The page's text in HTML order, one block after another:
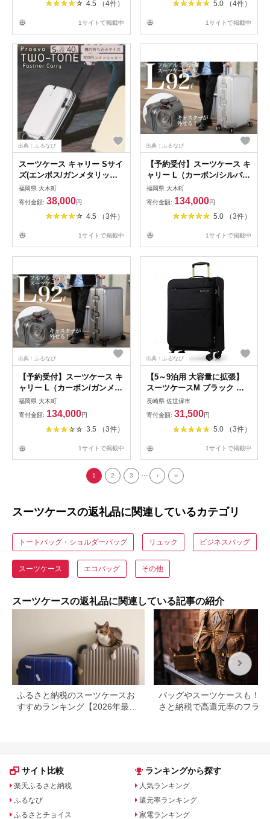
4.5 （4件）
1サイトで掲載中
5.0 （4件）
1サイトで掲載中
出典：ふるなび
スーツケース キャリー Sサイ
ズ(エンボス/ガンメタリック)
[PROEVO] [10002SS] AY335
福岡県 大木町
寄付金額: 38,000円
4.5 （3件）
1サイトで掲載中
出典：ふるなび
【予約受付】スーツケース キ
ャリー L（カーボン/シルバ
ー） [PROEVO] [30003]
福岡県 大木町
寄付金額: 134,000円
5.0 （3件）
1サイトで掲載中
出典：ふるなび
【予約受付】スーツケース キ
ャリー L（カーボン/ガンメタ
リック） [PROEVO] [30003]
福岡県 大木町
寄付金額: 134,000円
3.5 （3件）
1サイトで掲載中
出典：ふるなび
【5～9泊用 大容量に拡張】
スーツケースM ブラック キ
ャリーバッグ 超軽量 ソフト
スーツケース 黒 AIR6327
長崎県 佐世保市
寄付金額: 31,500円
5.0 （3件）
1サイトで掲載中
1 2 3 ... › ››
スーツケースの返礼品に関連しているカテゴリ
トートバッグ・ショルダーバッグ リュック ビジネスバッグ
スーツケース エコバッグ その他
スーツケースの返礼品に関連している記事の紹介
ふるさと納税のスーツケースお
すすめランキング【2026年最
バッグやスーツケースも！ふ
さと納税で高還元率のフライ
サイト比較
楽天ふるさと納税
ふるなび
ふるさとチョイス
ランキングから探す
人気ランキング
還元率ランキング
家電ランキング